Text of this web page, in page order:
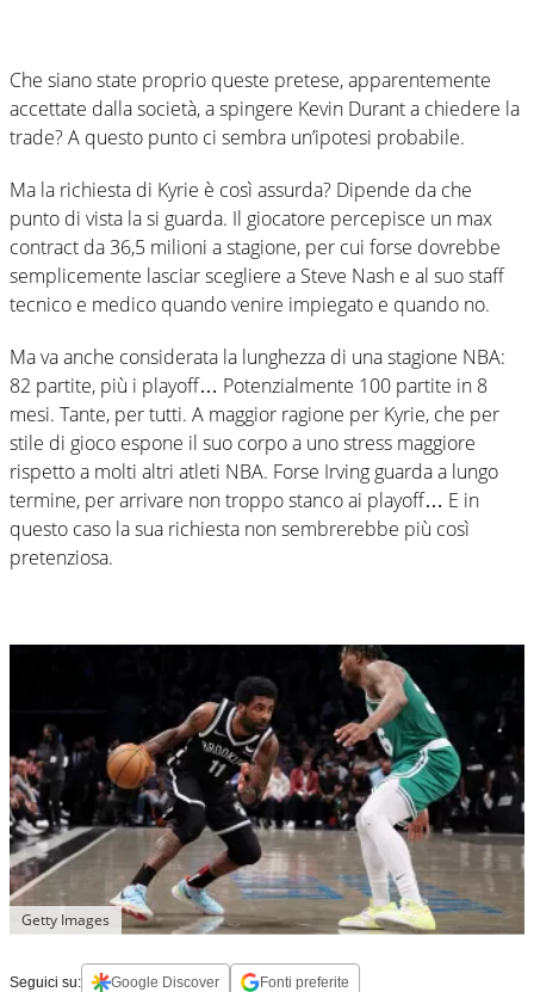
Che siano state proprio queste pretese, apparentemente
accettate dalla società, a spingere Kevin Durant a chiedere la
trade? A questo punto ci sembra un’ipotesi probabile.
Ma la richiesta di Kyrie è così assurda? Dipende da che
punto di vista la si guarda. Il giocatore percepisce un max
contract da 36,5 milioni a stagione, per cui forse dovrebbe
semplicemente lasciar scegliere a Steve Nash e al suo staff
tecnico e medico quando venire impiegato e quando no.
Ma va anche considerata la lunghezza di una stagione NBA:
82 partite, più i playoff… Potenzialmente 100 partite in 8
mesi. Tante, per tutti. A maggior ragione per Kyrie, che per
stile di gioco espone il suo corpo a uno stress maggiore
rispetto a molti altri atleti NBA. Forse Irving guarda a lungo
termine, per arrivare non troppo stanco ai playoff… E in
questo caso la sua richiesta non sembrerebbe più così
pretenziosa.
Getty Images
Seguici su: Google Discover Fonti preferite